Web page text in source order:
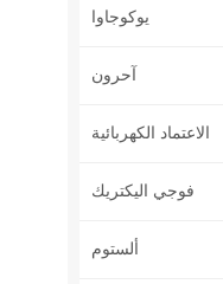
يوكوجاوا
آحرون
الاعتماد الكهربائية
فوجي اليكتريك
ألستوم